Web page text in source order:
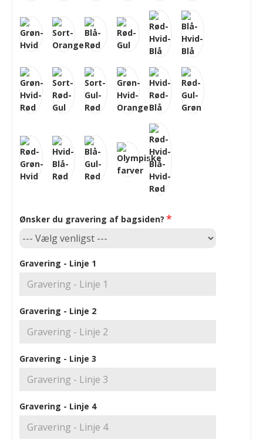
Ønsker du gravering af bagsiden?
Gravering - Linje 1
Gravering - Linje 2
Gravering - Linje 3
Gravering - Linje 4